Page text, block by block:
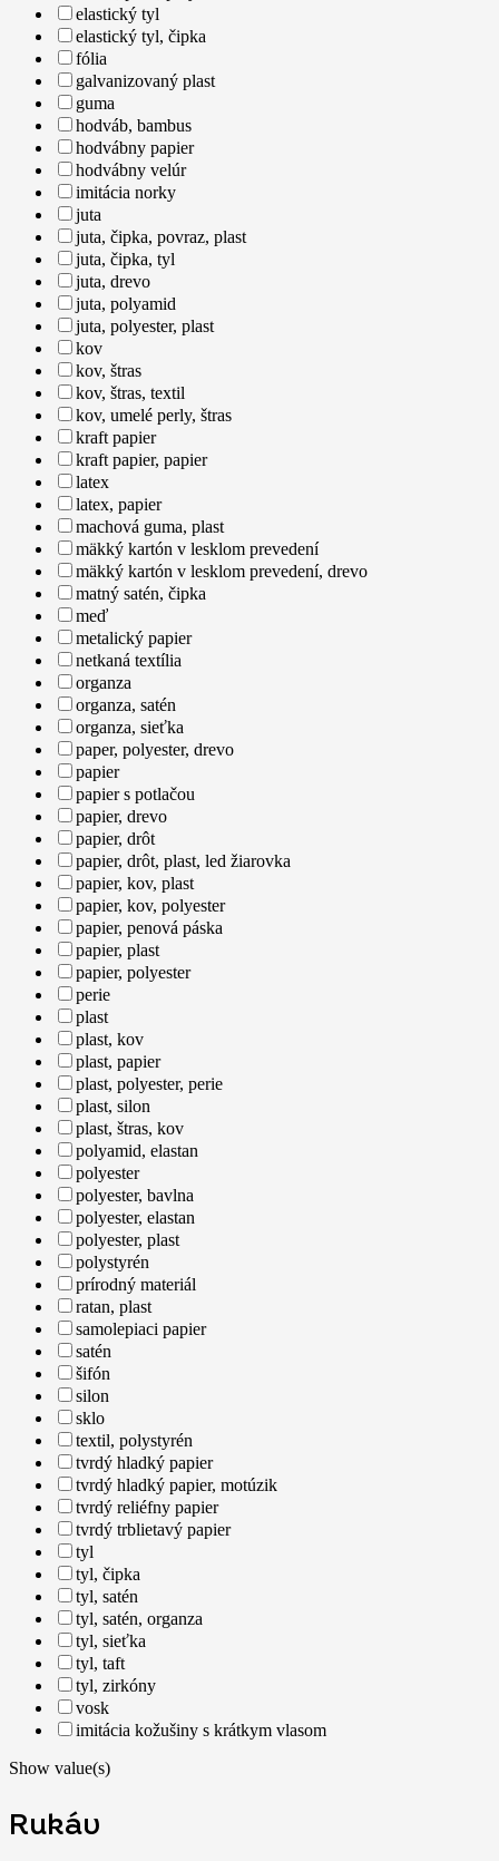
elastický tyl
elastický tyl, čipka
fólia
galvanizovaný plast
guma
hodváb, bambus
hodvábny papier
hodvábny velúr
imitácia norky
juta
juta, čipka, povraz, plast
juta, čipka, tyl
juta, drevo
juta, polyamid
juta, polyester, plast
kov
kov, štras
kov, štras, textil
kov, umelé perly, štras
kraft papier
kraft papier, papier
latex
latex, papier
machová guma, plast
mäkký kartón v lesklom prevedení
mäkký kartón v lesklom prevedení, drevo
matný satén, čipka
meď
metalický papier
netkaná textília
organza
organza, satén
organza, sieťka
paper, polyester, drevo
papier
papier s potlačou
papier, drevo
papier, drôt
papier, drôt, plast, led žiarovka
papier, kov, plast
papier, kov, polyester
papier, penová páska
papier, plast
papier, polyester
perie
plast
plast, kov
plast, papier
plast, polyester, perie
plast, silon
plast, štras, kov
polyamid, elastan
polyester
polyester, bavlna
polyester, elastan
polyester, plast
polystyrén
prírodný materiál
ratan, plast
samolepiaci papier
satén
šifón
silon
sklo
textil, polystyrén
tvrdý hladký papier
tvrdý hladký papier, motúzik
tvrdý reliéfny papier
tvrdý trblietavý papier
tyl
tyl, čipka
tyl, satén
tyl, satén, organza
tyl, sieťka
tyl, taft
tyl, zirkóny
vosk
imitácia kožušiny s krátkym vlasom
Show value(s)
Rukáv